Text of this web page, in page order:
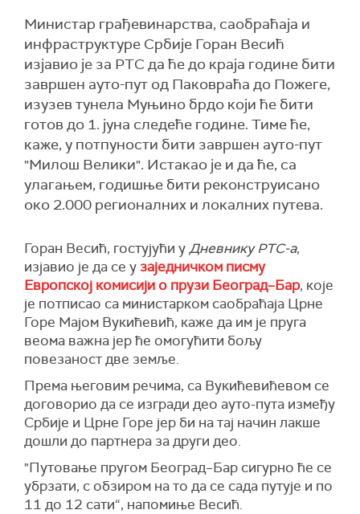
Министар грађевинарства, саобраћаја и
инфраструктуре Србије Горан Весић
изјавио је за РТС да ће до краја године бити
завршен ауто-пут од Паковраћа до Пожеге,
изузев тунела Муњино брдо који ће бити
готов до 1. јуна следеће године. Тиме ће,
каже, у потпуности бити завршен ауто-пут
"Милош Велики". Истакао је и да ће, са
улагањем, годишње бити реконструисано
око 2.000 регионалних и локалних путева.
Горан Весић, гостујући уДневнику РТС-а,
изјавио је да се у заједничком писму
Европској комисији о прузи Београд–Бар, које
је потписао са министарком саобраћаја Црне
Горе Мајом Вукићевић, каже да им је пруга
веома важна јер ће омогућити бољу
повезаност две земље.
Према његовим речима, са Вукићевићевом се
договорио да се изгради део ауто-пута између
Србије и Црне Горе јер би на тај начин лакше
дошли до партнера за други део.
"Путовање пругом Београд–Бар сигурно ће се
убрзати, с обзиром на то да се сада путује и по
11 до 12 сати“, напомиње Весић.